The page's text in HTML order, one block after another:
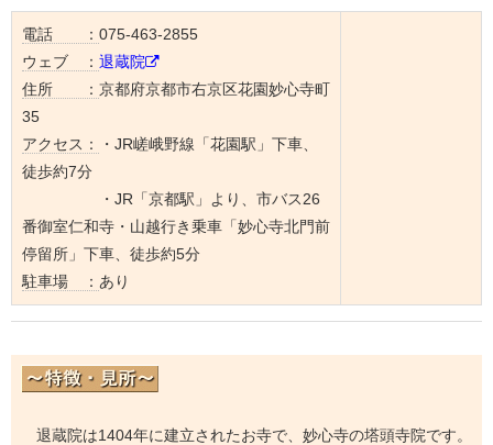
電話 ： 075-463-2855
ウェブ ： 退蔵院
住所 ： 京都府京都市右京区花園妙心寺町
35
アクセス：
・JR嵯峨野線「花園駅」下車、
徒歩約7分
・JR「京都駅」より、市バス26
番御室仁和寺・山越行き乗車「妙心寺北門前
停留所」下車、徒歩約5分
駐車場 ： あり
退蔵院は1404年に建立されたお寺で、妙心寺の塔頭寺院です。